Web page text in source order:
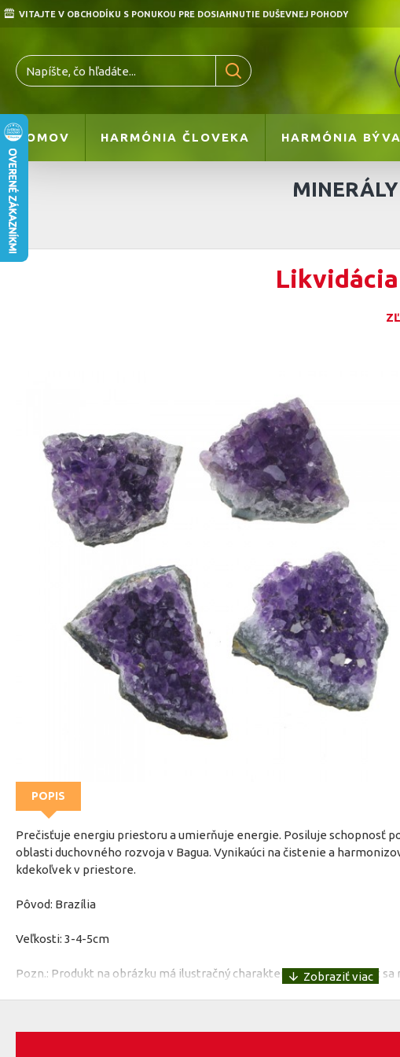
VITAJTE V OBCHODÍKU S PONUKOU PRE DOSIAHNUTIE DUŠEVNEJ POHODY
DOMOV HARMÓNIA ČLOVEKA HARMÓNIA
POPIS
Prečisťuje energiu priestoru a umierňuje energie. Posiluje schopnosť
oblasti duchovného rozvoja v Bagua. Vynikaúci na čistenie a
kdekoľvek v priestore.
Pôvod: Brazília
Veľkosti: 3-4-5cm
Pozn.: Produkt na obrázku má ilustračný charakter. Koncový produkt
Účinky: Ametyst je mimoriadne mocný kameň s obrovskou ochrannou
vibráciami. Bráni nositeľa pred psychickými útokmi tým, že ich energiu